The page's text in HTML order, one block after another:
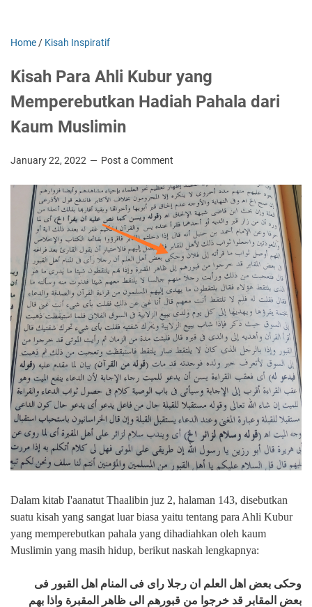
Home / Kisah Inspiratif
Kisah Para Ahli Kubur yang
Memperebutkan Hadiah Pahala dari
Kaum Muslimin
January 22, 2022 Post a Comment
Dalam kitab I'aanatut Thaalibin juz 2, halaman 143, disebutkan
suatu kisah yang sangat luar biasa yaitu tentang para Ahli Kubur
yang memperebutkan pahala yang dihadiahkan oleh kaum
Muslimin yang masih hidup, berikut naskah lengkapnya:
وحكى بعض اهل العلم ان رجلا راى فى المنام اهل القبور فى
بعض المقابر قد خرجوا من قبورهم الى ظاهر المقبرة واذا بهم